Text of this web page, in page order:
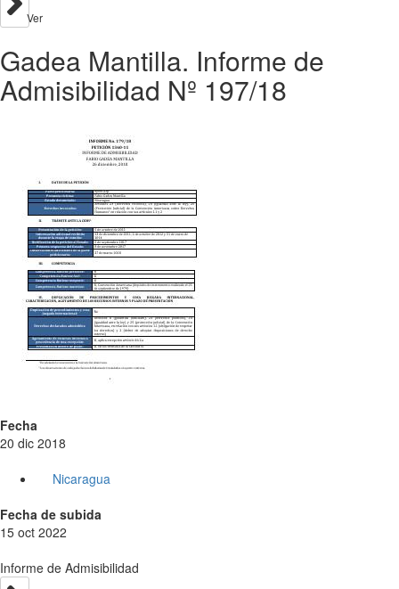
Ver
Gadea Mantilla. Informe de
Admisibilidad Nº 197/18
Fecha
20 dic 2018
Nicaragua
Fecha de subida
15 oct 2022
Informe de Admisibilidad